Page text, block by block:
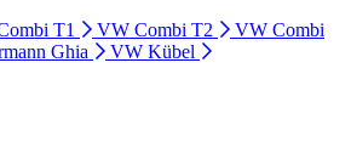
T1 VW Combi T2
VW Combi
Ghia VW Kübel